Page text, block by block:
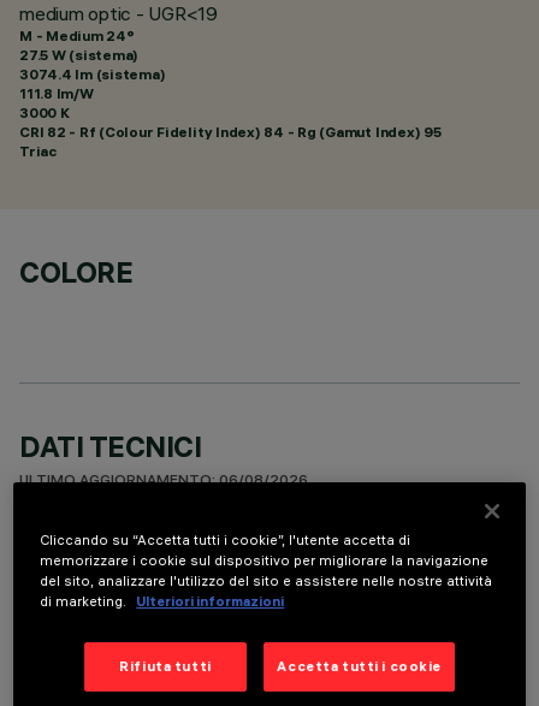
medium optic - UGR<19
M - Medium 24°
27.5 W (sistema)
3074.4 lm (sistema)
111.8 lm/W
3000 K
CRI 82 - Rf (Colour Fidelity Index) 84 - Rg (Gamut Index) 95
Triac
COLORE
DATI TECNICI
ULTIMO AGGIORNAMENTO: 06/08/2026
DESCRIZIONE
Fixed round luminaire designed to use a LED lamp with C.O.B.
technology. Version with rim for surface-mounting. Reflector
vacuum-metallised with aluminium vapours with an anti-
scratch protective layer. Die-cast aluminium body and
passive dissipation system. Product complete with LED lamp
Cliccando su “Accetta tutti i cookie”, l'utente accetta di
memorizzare i cookie sul dispositivo per migliorare la navigazione
del sito, analizzare l'utilizzo del sito e assistere nelle nostre attività
di marketing.
Ulteriori informazioni
Rifiuta tutti Accetta tutti i cookie